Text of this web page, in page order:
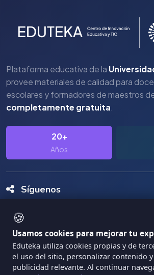
🍪
Usamos cookies para mejorar tu
Eduteka utiliza cookies propias y de
el uso del sitio, personalizar contenido
publicidad relevante. Al continuar
Plataforma educativa de la
provee materiales de calidad para
escolares y formadores de maestros
completamente gratuita.
20+
Años
Síguenos
Copyright Eduteka 2001-2026 -